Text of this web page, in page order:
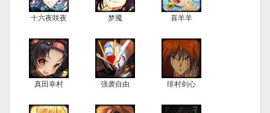
十六夜咲夜 梦魇 喜羊羊
真田幸村 强袭自由 绯村剑心